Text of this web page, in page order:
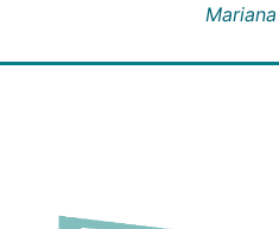
Mariana